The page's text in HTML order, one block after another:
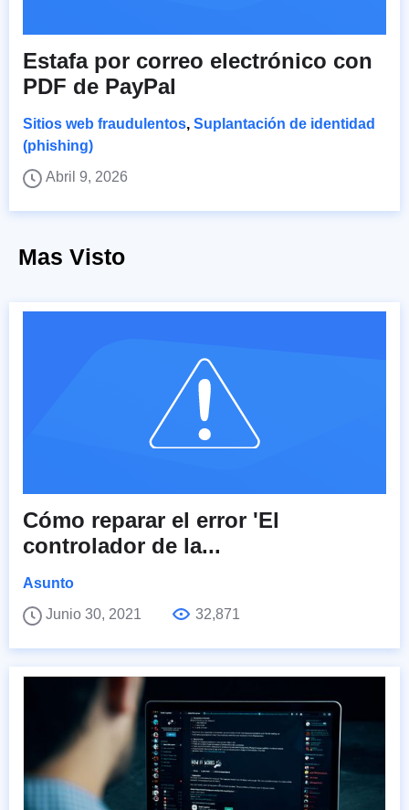
Estafa por correo electrónico con
PDF de PayPal
Sitios web fraudulentos, Suplantación de identidad
(phishing)
Abril 9, 2026
Mas Visto
Cómo reparar el error 'El
controlador de la...
Asunto
Junio 30, 2021
32,871